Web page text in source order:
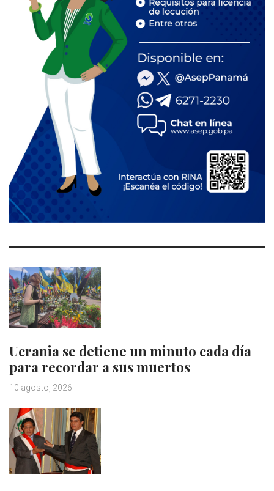
Ucrania se detiene un minuto cada día
para recordar a sus muertos
10 agosto, 2026